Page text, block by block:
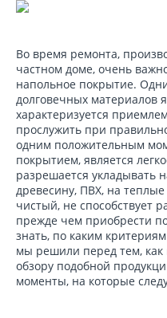
Во время ремонта,
частном доме, очень
напольное покрытие.
долговечных материалов
характеризуется
прослужить при
одним положительным
покрытием, является
разрешается укладывать
древесину, ПВХ, на
чистый, не способствует
прежде чем приобрести
знать, по каким
мы решили перед тем, как
обзору подобной
моменты, на которые